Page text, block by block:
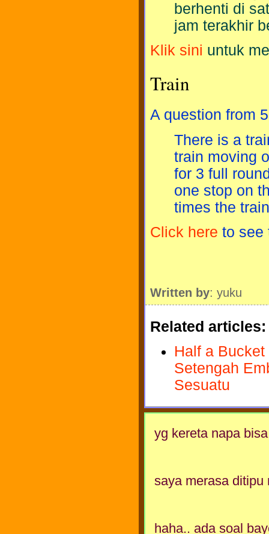
berhenti di
jam terakhir
Klik sini untuk
Train
A question from
There is a
train moving
for 3 full
one stop on
times the
Click here to see
Written by: yuku
Related articles:
Half a
Setengah
Sesuatu
yg kereta napa
saya merasa ditipu
haha.. ada soal